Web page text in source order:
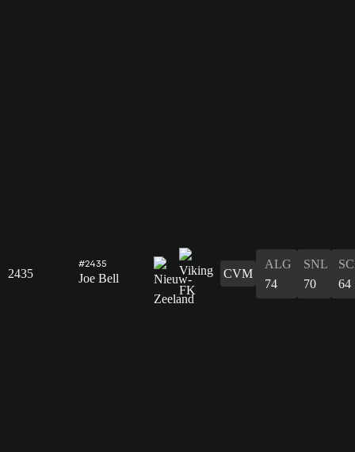
2435
#2435
Joe Bell CVM
ALG
74
SNL
70
64